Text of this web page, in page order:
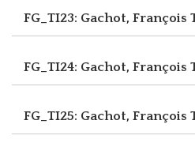
FG_TI23: Gachot, François
FG_TI24: Gachot, François
FG_TI25: Gachot, François